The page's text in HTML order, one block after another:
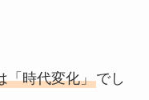
「時代変化」でし